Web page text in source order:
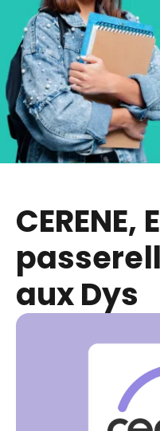
CERENE,
aux Dys